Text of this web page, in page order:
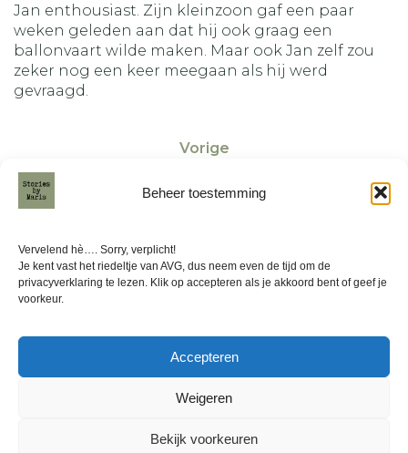
Beheer toestemming
Vervelend hè…. Sorry, verplicht!
Je kent vast het riedeltje van AVG, dus neem even de tijd om de
privacyverklaring te lezen. Klik op accepteren als je akkoord bent of geef je
voorkeur.
Accepteren
Weigeren
Bekijk voorkeuren
Jan enthousiast. Zijn kleinzoon gaf een paar
weken geleden aan dat hij ook graag een
ballonvaart wilde maken. Maar ook Jan zelf zou
zeker nog een keer meegaan als hij werd
gevraagd.
Vorige
Volgende
WordPress andKubio